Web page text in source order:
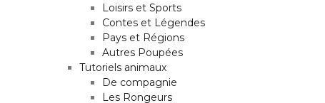
Loisirs et Sports
Contes et Légendes
Pays et Régions
Autres Poupées
Tutoriels animaux
De compagnie
Les Rongeurs